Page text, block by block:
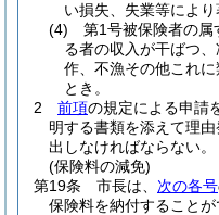
い損失、失業等により
(4)
第1号被保険者の属
る者の収入が干ばつ
作、不漁その他これ
とき。
2
前項の規定による申請
明する書類を添えて理
出しなければならない。
(保険料の減免)
第19条
市長は、 次の各号
保険料を納付すること